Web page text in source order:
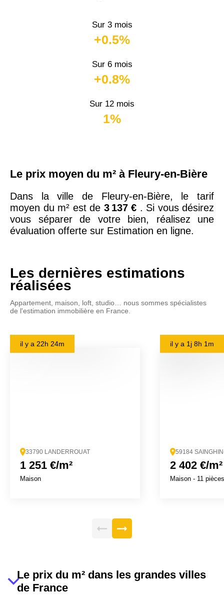
Sur 3 mois
+0.5%
Sur 6 mois
+0.8%
Sur 12 mois
1%
Le prix moyen du m² à Fleury-en-Bière
Dans la ville de Fleury-en-Bière, le tarif
moyen du m² est de 3 137 € . Si vous désirez
vous séparer de votre bien, réalisez une
évaluation offerte sur Estimation en ligne.
Les dernières estimations
réalisées
Appartement, maison, loft, studio… nous sommes spécialistes
de l'estimation immobilière en France.
il y a 22h 24m
33790 LANDERROUAT
1 251 €/m²
Maison
il y a 1j 8h 1m
59184
2 402 €/m²
Maison - 11 pièces
Le prix du m² dans les grandes villes
de France